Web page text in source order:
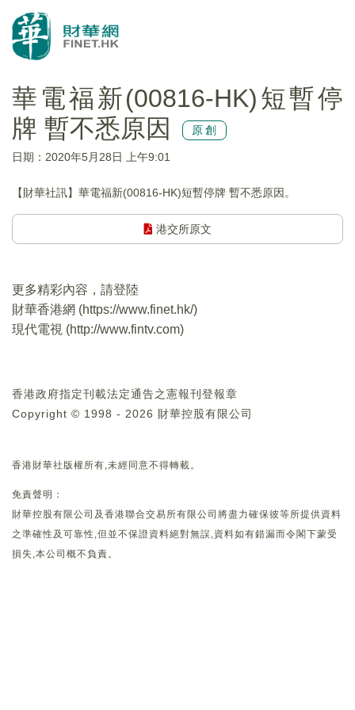
華電福新(00816-HK)短暫停
牌 暫不悉原因
原創
日期：2020年5月28日 上午9:01
【財華社訊】華電福新(00816-HK)短暫停牌 暫不悉原因。
港交所原文
更多精彩內容，請登陸
財華香港網 (https://www.finet.hk/)
現代電視 (http://www.fintv.com)
香港政府指定刊載法定通告之憲報刊登報章
Copyright © 1998 - 2026 財華控股有限公司
香港財華社版權所有,未經同意不得轉載。
免責聲明：
財華控股有限公司及香港聯合交易所有限公司將盡力確保彼等所提供資料
之準確性及可靠性,但並不保證資料絕對無誤,資料如有錯漏而令閣下蒙受
損失,本公司概不負責。